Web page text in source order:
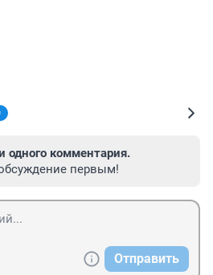
одного комментария.
первым!
Отправить